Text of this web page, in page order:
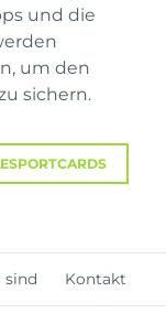
und die
um den
sichern.
sind Kontakt